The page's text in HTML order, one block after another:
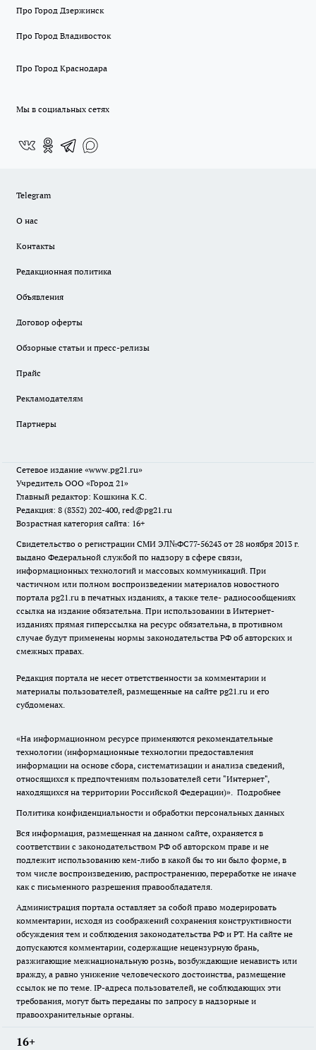
Про Город Дзержинск
Про Город Владивосток
Про Город Краснодара
Мы в социальных сетях
Telegram
О нас
Контакты
Редакционная политика
Объявления
Договор оферты
Обзорные статьи и пресс-релизы
Прайс
Рекламодателям
Партнеры
Сетевое издание «www.pg21.ru»
Учредитель ООО «Город 21»
Главный редактор: Кошкина К.С.
Редакция: 8 (8352) 202-400, red@pg21.ru
Возрастная категория сайта: 16+
Свидетельство о регистрации СМИ ЭЛ№ФС77-56243 от 28 ноября 2013 г.
выдано Федеральной службой по надзору в сфере связи,
информационных технологий и массовых коммуникаций. При
частичном или полном воспроизведении материалов новостного
портала pg21.ru в печатных изданиях, а также теле- радиосообщениях
ссылка на издание обязательна. При использовании в Интернет-
изданиях прямая гиперссылка на ресурс обязательна, в противном
случае будут применены нормы законодательства РФ об авторских и
смежных правах.
Редакция портала не несет ответственности за комментарии и
материалы пользователей, размещенные на сайте pg21.ru и его
субдоменах.
«На информационном ресурсе применяются рекомендательные
технологии (информационные технологии предоставления
информации на основе сбора, систематизации и анализа сведений,
относящихся к предпочтениям пользователей сети "Интернет",
находящихся на территории Российской Федерации)». Подробнее
Политика конфиденциальности и обработки персональных данных
Вся информация, размещенная на данном сайте, охраняется в
соответствии с законодательством РФ об авторском праве и не
подлежит использованию кем-либо в какой бы то ни было форме, в
том числе воспроизведению, распространению, переработке не иначе
как с письменного разрешения правообладателя.
Администрация портала оставляет за собой право модерировать
комментарии, исходя из соображений сохранения конструктивности
обсуждения тем и соблюдения законодательства РФ и РТ. На сайте не
допускаются комментарии, содержащие нецензурную брань,
разжигающие межнациональную рознь, возбуждающие ненависть или
вражду, а равно унижение человеческого достоинства, размещение
ссылок не по теме. IP-адреса пользователей, не соблюдающих эти
требования, могут быть переданы по запросу в надзорные и
правоохранительные органы.
16+